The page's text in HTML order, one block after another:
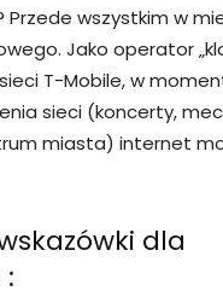
Przede wszystkim w
Jako operator
T-Mobile, w
sieci (koncerty,
miasta) internet
dla